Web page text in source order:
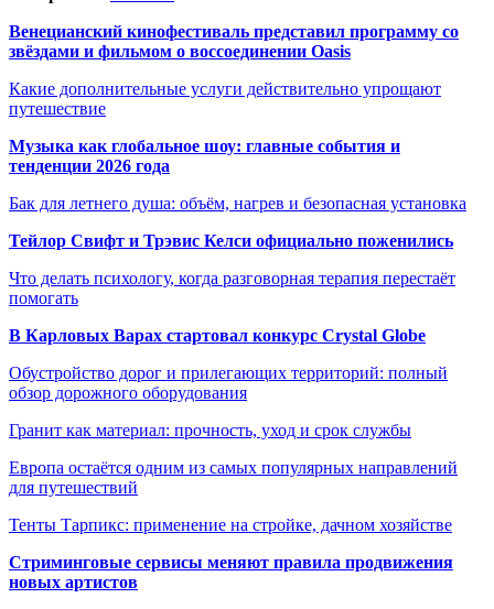
Венецианский кинофестиваль представил программу со
звёздами и фильмом о воссоединении Oasis
Какие дополнительные услуги действительно упрощают
путешествие
Музыка как глобальное шоу: главные события и
тенденции 2026 года
Бак для летнего душа: объём, нагрев и безопасная установка
Тейлор Свифт и Трэвис Келси официально поженились
Что делать психологу, когда разговорная терапия перестаёт
помогать
В Карловых Варах стартовал конкурс Crystal Globe
Обустройство дорог и прилегающих территорий: полный
обзор дорожного оборудования
Гранит как материал: прочность, уход и срок службы
Европа остаётся одним из самых популярных направлений
для путешествий
Тенты Тарпикс: применение на стройке, дачном хозяйстве
Стриминговые сервисы меняют правила продвижения
новых артистов